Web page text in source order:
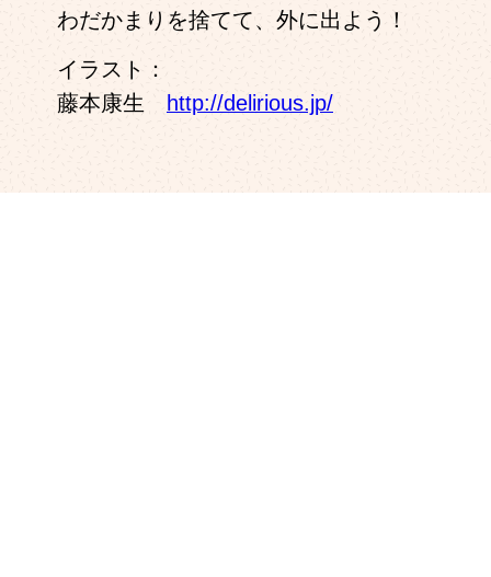
わだかまりを捨てて、外に出よう！
イラスト：
藤本康生
http://delirious.jp/